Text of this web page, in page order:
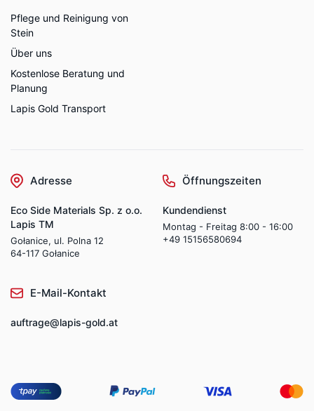
Pflege und Reinigung von
Stein
Über uns
Kostenlose Beratung und
Planung
Lapis Gold Transport
Adresse
Eco Side Materials Sp. z o.o.
Lapis TM
Gołanice, ul. Polna 12
64-117 Gołanice
Öffnungszeiten
Kundendienst
Montag - Freitag 8:00 - 16:00
+49 15156580694
E-Mail-Kontakt
auftrage@lapis-gold.at